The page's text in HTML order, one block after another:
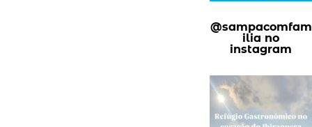
@sampacomfam
ilia no
instagram